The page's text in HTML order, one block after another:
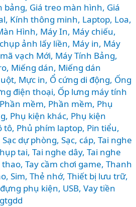
bảng, Giá treo màn hình, Giá
, Kính thông minh, Laptop, Loa,
Hình, Máy In, Máy chiếu,
ảnh lấy liền, Máy in, Máy
vạch Mới, Máy Tính Bảng,
, Miếng dán, Miếng dán
, Mực in, Ổ cứng di động, Ống
điện thoại, Ốp lưng máy tính
Phần mềm, Phần mềm, Phụ
, Phụ kiện khác, Phụ kiện
tô, Phủ phím laptop, Pin tiểu,
Sạc dự phòng, Sạc, cáp, Tai nghe
tai, Tai nghe dây, Tai nghe
thao, Tay cầm chơi game, Thanh
Sim, Thẻ nhớ, Thiết bị lưu trữ,
phụ kiện, USB, Vay tiền